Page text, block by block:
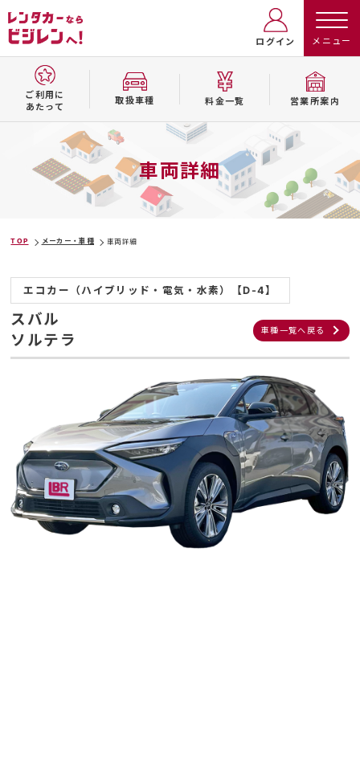
ログイン
ご利用に
あたって
取扱⾞種 料⾦⼀覧 営業所案内
車両詳細
TOP メーカー・車種 車両詳細
エコカー（ハイブリッド・電気・水素）【D-4】
スバル
ソルテラ
車種一覧へ戻る